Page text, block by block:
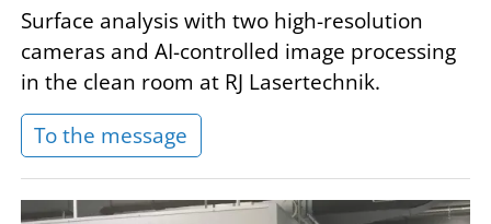
Surface analysis with two high-resolution
cameras and AI-controlled image processing
in the clean room at RJ Lasertechnik.
To the message